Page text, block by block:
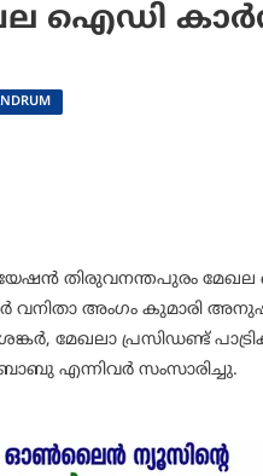
ഐഡി
തിരുവനന്തപുരം
വനിതാ അംഗം
മേഖലാ പ്രസിഡണ്ട്
എന്നിവർ സംസാരിച്ചു.